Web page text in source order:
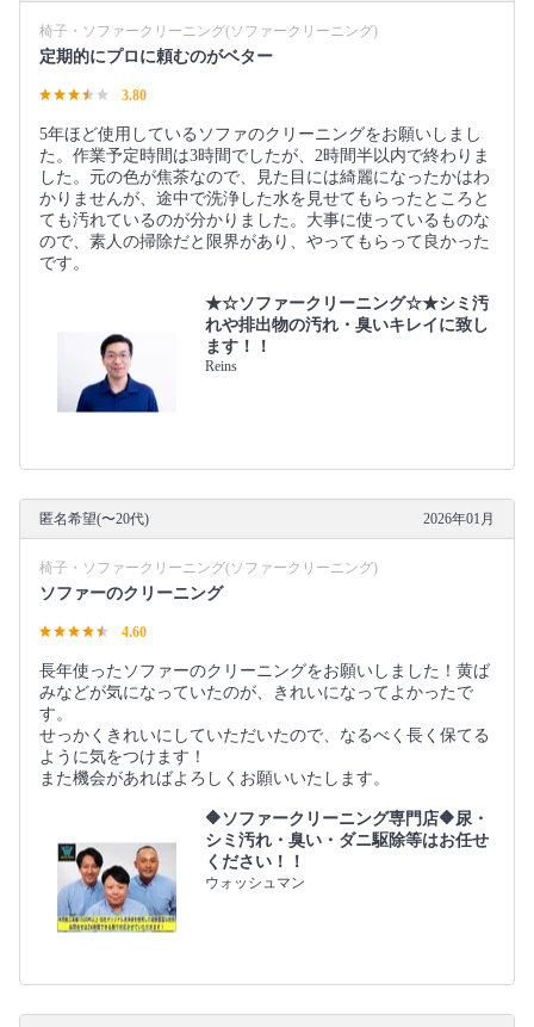
椅子・ソファークリーニング(ソファークリーニング)
定期的にプロに頼むのがベター
3.80
5年ほど使用しているソファのクリーニングをお願いしまし
た。作業予定時間は3時間でしたが、2時間半以内で終わりま
した。元の色が焦茶なので、見た目には綺麗になったかはわ
かりませんが、途中で洗浄した水を見せてもらったところと
ても汚れているのが分かりました。大事に使っているものな
ので、素人の掃除だと限界があり、やってもらって良かった
です。
★☆ソファークリーニング☆★シミ汚
れや排出物の汚れ・臭いキレイに致し
ます！！
Reins
匿名希望(〜20代) 2026年01月
椅子・ソファークリーニング(ソファークリーニング)
ソファーのクリーニング
4.60
長年使ったソファーのクリーニングをお願いしました！黄ば
みなどが気になっていたのが、きれいになってよかったで
す。
せっかくきれいにしていただいたので、なるべく長く保てる
ように気をつけます！
また機会があればよろしくお願いいたします。
🔶ソファークリーニング専門店🔶尿・
シミ汚れ・臭い・ダニ駆除等はお任せ
ください！！
ウォッシュマン